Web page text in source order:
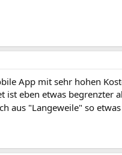
App mit sehr hohen
ist eben etwas begrenzter
aus "Langeweile" so